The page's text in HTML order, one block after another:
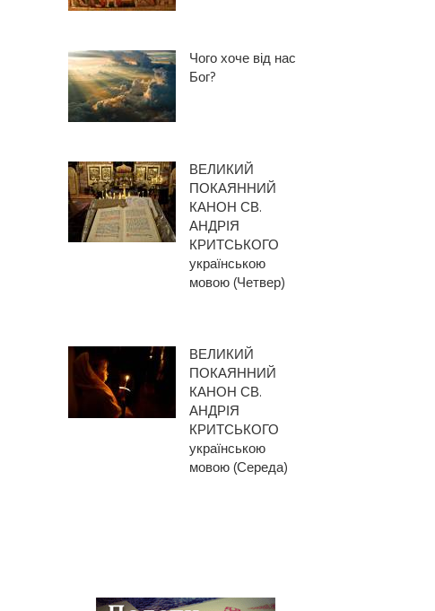
Чого хоче від нас
Бог?
ВЕЛИКИЙ
ПОКАЯННИЙ
КАНОН СВ.
АНДРІЯ
КРИТСЬКОГО
українською
мовою (Четвер)
ВЕЛИКИЙ
ПОКАЯННИЙ
КАНОН СВ.
АНДРІЯ
КРИТСЬКОГО
українською
мовою (Середа)